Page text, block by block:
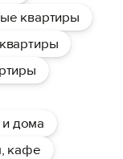
квартиры
дома
кафе